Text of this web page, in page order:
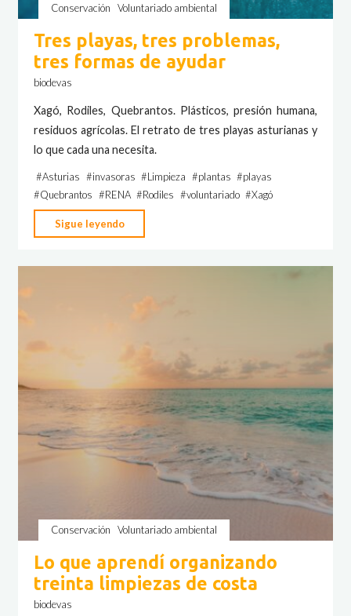
Conservación Voluntariado ambiental
Tres playas, tres problemas,
tres formas de ayudar
biodevas
Xagó, Rodiles, Quebrantos. Plásticos, presión humana,
residuos agrícolas. El retrato de tres playas asturianas y
lo que cada una necesita.
#Asturias #invasoras #Limpieza #plantas #playas
#Quebrantos #RENA #Rodiles #voluntariado #Xagó
Sigue leyendo
playas,
tres
Conservación Voluntariado ambiental
Lo que aprendí organizando
treinta limpiezas de costa
biodevas